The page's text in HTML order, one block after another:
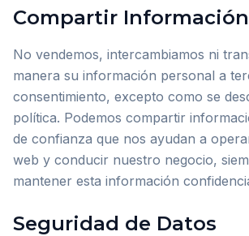
Compartir Información
No vendemos, intercambiamos ni
manera su información personal a
consentimiento, excepto como se
política. Podemos compartir
de confianza que nos ayudan a
web y conducir nuestro negocio,
mantener esta información
Seguridad de Datos